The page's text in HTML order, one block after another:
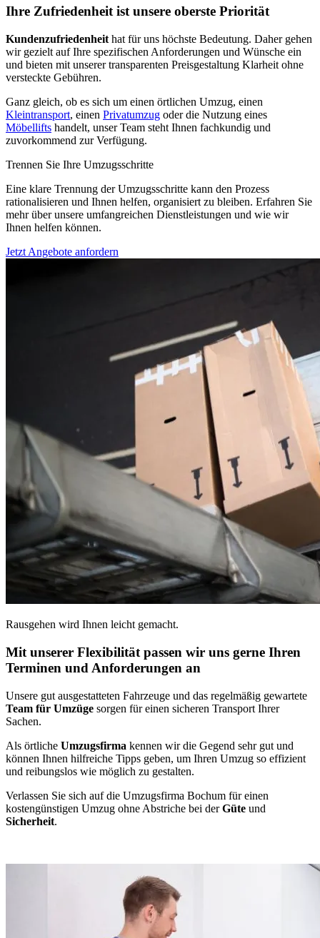
Ihre Zufriedenheit ist unsere oberste Priorität
Kundenzufriedenheit hat für uns höchste Bedeutung. Daher gehen
wir gezielt auf Ihre spezifischen Anforderungen und Wünsche ein
und bieten mit unserer transparenten Preisgestaltung Klarheit ohne
versteckte Gebühren.
Ganz gleich, ob es sich um einen örtlichen Umzug, einen
Kleintransport, einen Privatumzug oder die Nutzung eines
Möbellifts handelt, unser Team steht Ihnen fachkundig und
zuvorkommend zur Verfügung.
Trennen Sie Ihre Umzugsschritte
Eine klare Trennung der Umzugsschritte kann den Prozess
rationalisieren und Ihnen helfen, organisiert zu bleiben. Erfahren Sie
mehr über unsere umfangreichen Dienstleistungen und wie wir
Ihnen helfen können.
Jetzt Angebote anfordern
Rausgehen wird Ihnen leicht gemacht.
Mit unserer Flexibilität passen wir uns gerne Ihren
Terminen und Anforderungen an
Unsere gut ausgestatteten Fahrzeuge und das regelmäßig gewartete
Team für Umzüge sorgen für einen sicheren Transport Ihrer
Sachen.
Als örtliche Umzugsfirma kennen wir die Gegend sehr gut und
können Ihnen hilfreiche Tipps geben, um Ihren Umzug so effizient
und reibungslos wie möglich zu gestalten.
Verlassen Sie sich auf die Umzugsfirma Bochum für einen
kostengünstigen Umzug ohne Abstriche bei derGüte und
Sicherheit.